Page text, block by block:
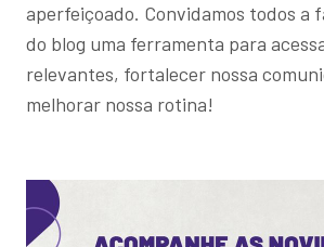
aperfeiçoado. Convidamos todos a
do blog uma ferramenta para
relevantes, fortalecer nossa
melhorar nossa rotina!